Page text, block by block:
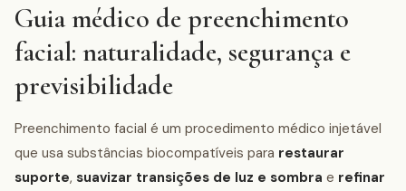
Guia médico de preenchimento
facial: naturalidade, segurança e
previsibilidade
Preenchimento facial é um procedimento médico injetável
que usa substâncias biocompatíveis para restaurar
suporte, suavizar transições de luz e sombra e refinar